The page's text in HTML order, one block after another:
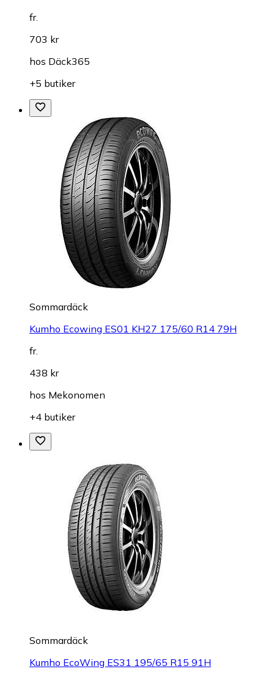
fr.
703 kr
hos Däck365
+5 butiker
Sommardäck
Kumho Ecowing ES01 KH27 175/60 R14 79H
fr.
438 kr
hos Mekonomen
+4 butiker
Sommardäck
Kumho EcoWing ES31 195/65 R15 91H